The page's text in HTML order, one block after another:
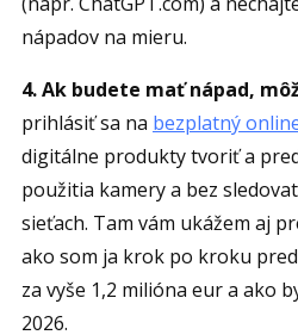
nápadov na mieru.
4. Ak budete mať nápad,
prihlásiť sa na bezplatný
digitálne produkty tvoriť a
použitia kamery a bez
sieťach. Tam vám ukážem aj
ako som ja krok po kroku
za vyše 1,2 milióna eur a ako
2026.